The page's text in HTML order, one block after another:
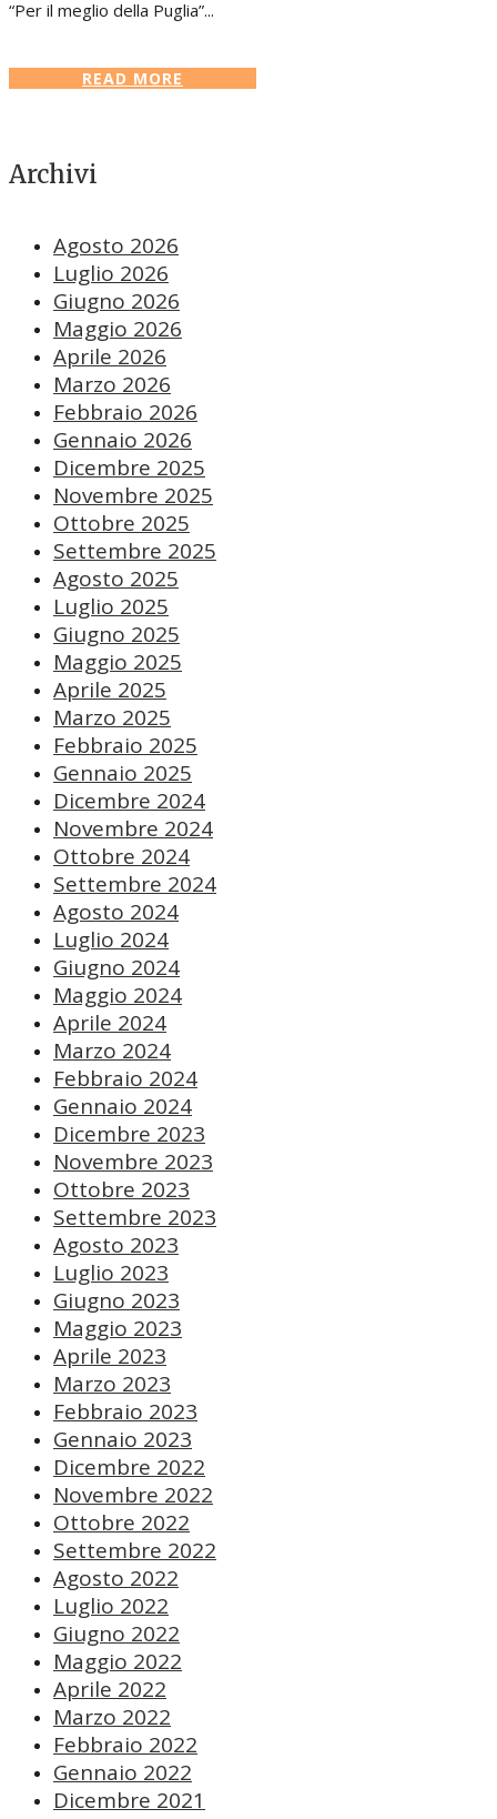
“Per il meglio della Puglia”...
READ MORE
Archivi
Agosto 2026
Luglio 2026
Giugno 2026
Maggio 2026
Aprile 2026
Marzo 2026
Febbraio 2026
Gennaio 2026
Dicembre 2025
Novembre 2025
Ottobre 2025
Settembre 2025
Agosto 2025
Luglio 2025
Giugno 2025
Maggio 2025
Aprile 2025
Marzo 2025
Febbraio 2025
Gennaio 2025
Dicembre 2024
Novembre 2024
Ottobre 2024
Settembre 2024
Agosto 2024
Luglio 2024
Giugno 2024
Maggio 2024
Aprile 2024
Marzo 2024
Febbraio 2024
Gennaio 2024
Dicembre 2023
Novembre 2023
Ottobre 2023
Settembre 2023
Agosto 2023
Luglio 2023
Giugno 2023
Maggio 2023
Aprile 2023
Marzo 2023
Febbraio 2023
Gennaio 2023
Dicembre 2022
Novembre 2022
Ottobre 2022
Settembre 2022
Agosto 2022
Luglio 2022
Giugno 2022
Maggio 2022
Aprile 2022
Marzo 2022
Febbraio 2022
Gennaio 2022
Dicembre 2021